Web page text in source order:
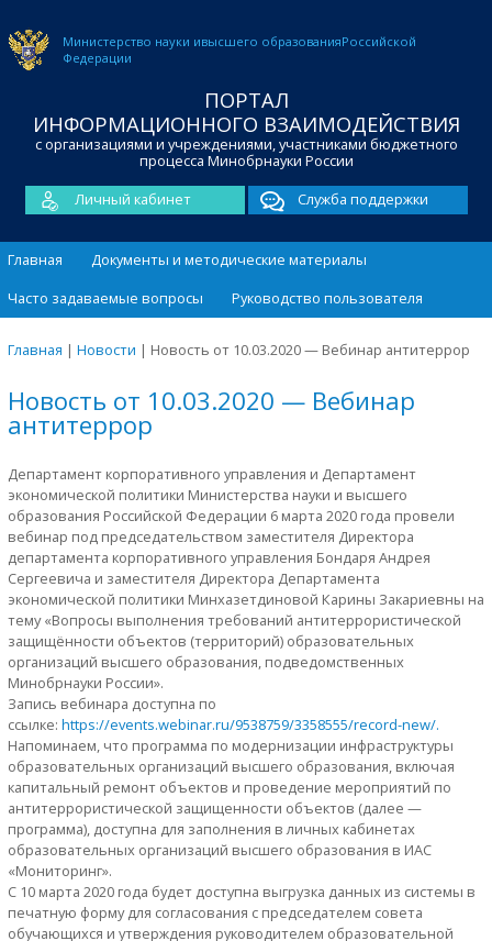
Министерство науки ивысшего образованияРоссийской
Федерации
ПОРТАЛ
ИНФОРМАЦИОННОГО ВЗАИМОДЕЙСТВИЯ
с организациями и учреждениями, участниками бюджетного
процесса Минобрнауки России
Личный кабинет
Служба поддержки
Главная
Документы и методические материалы
Часто задаваемые вопросы
Руководство пользователя
Главная | Новости | Новость от 10.03.2020 — Вебинар антитеррор
Новость от 10.03.2020 — Вебинар
антитеррор
Департамент корпоративного управления и Департамент
экономической политики Министерства науки и высшего
образования Российской Федерации 6 марта 2020 года провели
вебинар под председательством заместителя Директора
департамента корпоративного управления Бондаря Андрея
Сергеевича и заместителя Директора Департамента
экономической политики Минхазетдиновой Карины Закариевны на
тему «Вопросы выполнения требований антитеррористической
защищённости объектов (территорий) образовательных
организаций высшего образования, подведомственных
Минобрнауки России».
Запись вебинара доступна по
ссылке: https://events.webinar.ru/9538759/3358555/record-new/.
Напоминаем, что программа по модернизации инфраструктуры
образовательных организаций высшего образования, включая
капитальный ремонт объектов и проведение мероприятий по
антитеррористической защищенности объектов (далее —
программа), доступна для заполнения в личных кабинетах
образовательных организаций высшего образования в ИАС
«Мониторинг».
С 10 марта 2020 года будет доступна выгрузка данных из системы в
печатную форму для согласования с председателем совета
обучающихся и утверждения руководителем образовательной